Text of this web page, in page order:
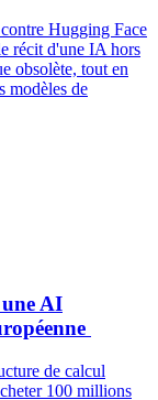
Hugging Face
récit d'une IA hors
obsolète, tout en
modèles de
AI
de calcul
100 millions